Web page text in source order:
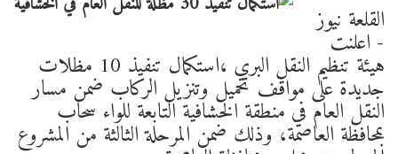
القلعة نيوز
- اعلنت
هيئة تنظيم النقل البري ،استكمال تنفيذ 10 مظلات
جديدة على مواقف تحميل وتنزيل الركاب ضمن مسار
النقل العام في منطقة الخشافية التابعة للواء سحاب
بمحافظة العاصمة، وذلك ضمن المرحلة الثالثة من المشروع